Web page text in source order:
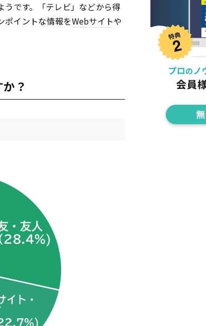
うです。「テレビ」などから得
ポイントな情報をWebサイトや
？